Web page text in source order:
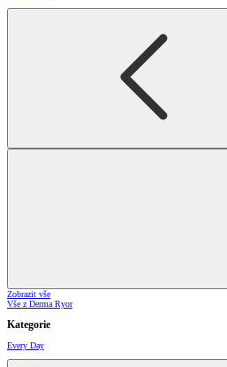
Zobrazit vše
Vše z Derma Ryor
Kategorie
Every Day